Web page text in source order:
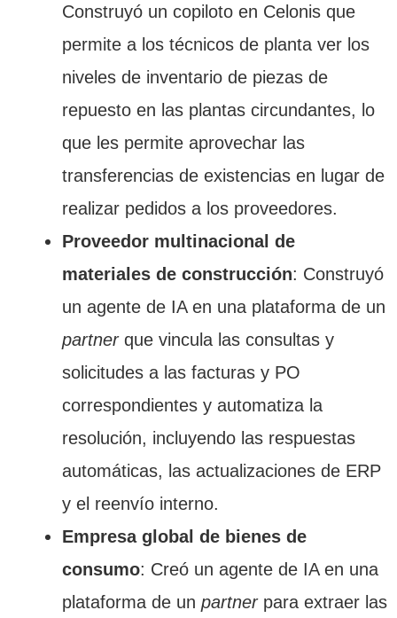
Construyó un copiloto en Celonis que
permite a los técnicos de planta ver los
niveles de inventario de piezas de
repuesto en las plantas circundantes, lo
que les permite aprovechar las
transferencias de existencias en lugar de
realizar pedidos a los proveedores.
Proveedor multinacional de
materiales de construcción: Construyó
un agente de IA en una plataforma de un
partnerque vincula las consultas y
solicitudes a las facturas y PO
correspondientes y automatiza la
resolución, incluyendo las respuestas
automáticas, las actualizaciones de ERP
y el reenvío interno.
Empresa global de bienes de
consumo: Creó un agente de IA en una
plataforma de un partnerpara extraer las